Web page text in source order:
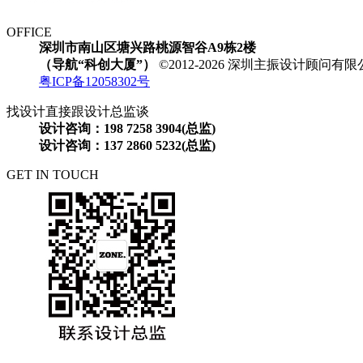
OFFICE
深圳市南山区塘兴路桃源智谷A9栋2楼
（导航“科创大厦”）
©2012-2026 深圳主振设计顾问有限
粤ICP备12058302号
找设计直接跟设计总监谈
设计咨询：198 7258 3904(总监)
设计咨询：137 2860 5232(总监)
GET IN TOUCH